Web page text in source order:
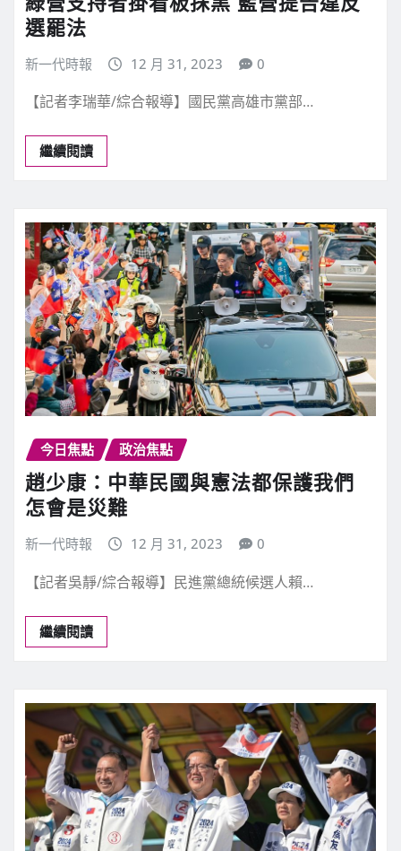
選罷法
新一代時報 12 月 31, 2023 0
【記者李瑞華/綜合報導】國民黨高雄市黨部…
繼續閱讀
今日焦點 政治焦點
趙少康：中華民國與憲法都保護我們
怎會是災難
新一代時報 12 月 31, 2023 0
【記者吳靜/綜合報導】民進黨總統候選人賴…
繼續閱讀